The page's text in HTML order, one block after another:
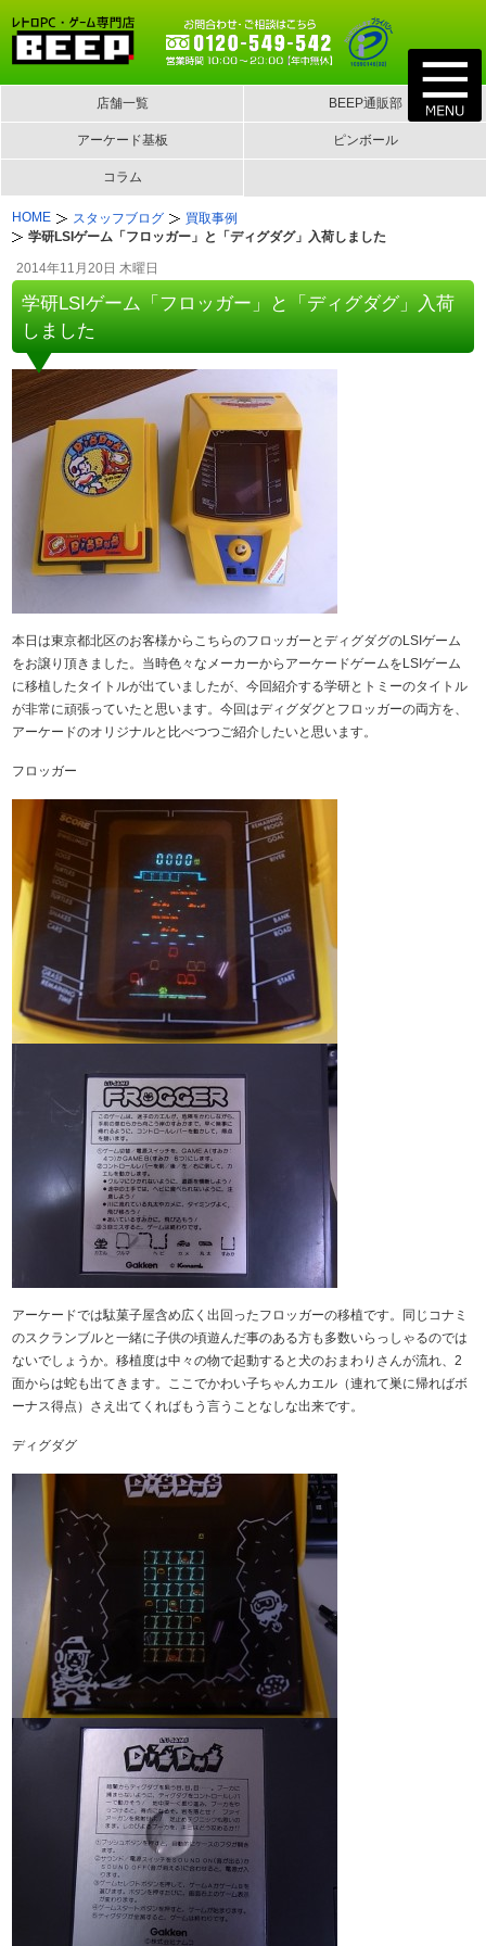
店舗一覧 BEEP通販部
アーケード基板 ピンボール
コラム
HOME スタッフブログ
買取事例
学研LSIゲーム「フロッガー」と「ディグダグ」入荷しました
2014年11月20日 木曜日
学研LSIゲーム「フロッガー」と「ディグダグ」入荷
しました
本日は東京都北区のお客様からこちらのフロッガーとディグダグのLSIゲーム
をお譲り頂きました。当時色々なメーカーからアーケードゲームをLSIゲーム
に移植したタイトルが出ていましたが、今回紹介する学研とトミーのタイトル
が非常に頑張っていたと思います。今回はディグダグとフロッガーの両方を、
アーケードのオリジナルと比べつつご紹介したいと思います。
フロッガー
アーケードでは駄菓子屋含め広く出回ったフロッガーの移植です。同じコナミ
のスクランブルと一緒に子供の頃遊んだ事のある方も多数いらっしゃるのでは
ないでしょうか。移植度は中々の物で起動すると犬のおまわりさんが流れ、2
面からは蛇も出てきます。ここでかわい子ちゃんカエル（連れて巣に帰ればボ
ーナス得点）さえ出てくればもう言うことなしな出来です。
ディグダグ